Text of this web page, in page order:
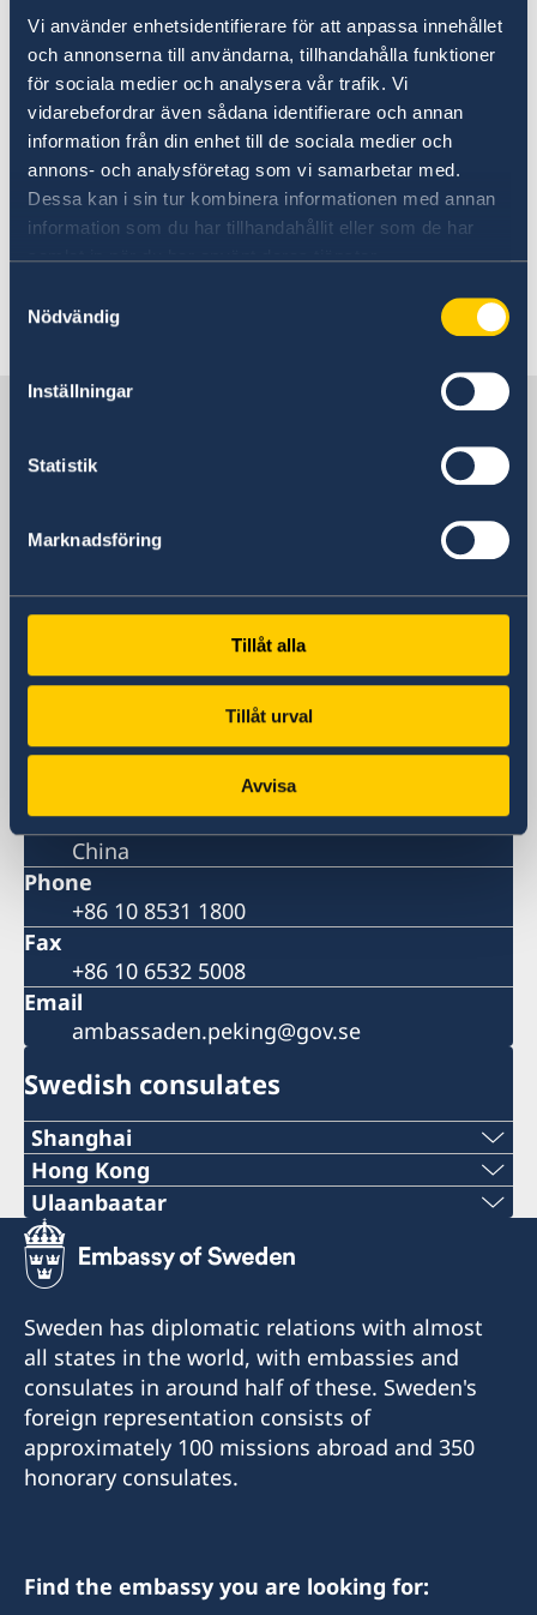
Vi använder enhetsidentifierare för att anpassa innehållet
och annonserna till användarna, tillhandahålla funktioner
för sociala medier och analysera vår trafik. Vi
vidarebefordrar även sådana identifierare och annan
information från din enhet till de sociala medier och
annons- och analysföretag som vi samarbetar med.
Dessa kan i sin tur kombinera informationen med annan
information som du har tillhandahållit eller som de har
samlat in när du har använt deras tjänster.
Nödvändig
Inställningar
Statistik
Marknadsföring
Tillåt alla
Tillåt urval
Avvisa
Sweden in People's Republic of
China
Embassy
3, Dongzhimenwai Dajie
Sanlitun, Chaoyang District
Beijing
Embassy of Sweden
3, Dongzhimenwai Dajie
Sanlitun, Chaoyang District
Beijing 100600
China
Phone
+86 10 8531 1800
Fax
+86 10 6532 5008
Email
ambassaden.peking@gov.se
Swedish consulates
Shanghai
Tel:
+86 21 5359 9610
E-mail:
generalkonsulat.shanghai@gov.se
Fax:
+86 21 5359 9633
1521-1541 Shanghai Central Plaza
Hong Kong
Tel:
+852 2521 1212
generalkonsulat.hongkong@gov.se
Fax:
+852 2596 0308
56 Gloucester Road
Ulaanbaatar
Phone number:
+976-11-313007 / 261
E-mail:
mongolia@sweden-consulate.mn
Fax:
+976-11-326535
Sukhbaatar Square,
Sweden has diplomatic relations with almost
all states in the world, with embassies and
consulates in around half of these. Sweden's
foreign representation consists of
approximately 100 missions abroad and 350
honorary consulates.
Find the embassy you are looking for: